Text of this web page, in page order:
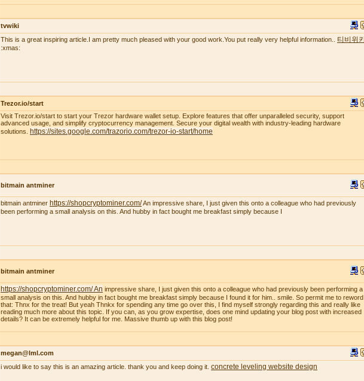
tvwiki
This is a great inspiring article.I am pretty much pleased with your good work.You put really very helpful information.. 티비위키
:xmas:
Trezor.io/start
Visit Trezor.io/start to start your Trezor hardware wallet setup. Explore features that offer unparalleled security, support
advanced usage, and simplify cryptocurrency management. Secure your digital wealth with industry-leading hardware
solutions.
https://sites.google.com/trazorio.com/trezor-io-start/home
bitmain antminer
bitmain antminer https://shopcryptominer.com/An impressive share, I just given this onto a colleague who had previously
been performing a small analysis on this. And hubby in fact bought me breakfast simply because I
bitmain antminer
https://shopcryptominer.com/ An impressive share, I just given this onto a colleague who had previously been performing a
small analysis on this. And hubby in fact bought me breakfast simply because I found it for him.. smile. So permit me to reword
that: Thnx for the treat! But yeah Thnkx for spending any time go over this, I find myself strongly regarding this and really like
reading much more about this topic. If you can, as you grow expertise, does one mind updating your blog post with increased
details? It can be extremely helpful for me. Massive thumb up with this blog post!
megan@lml.com
i would like to say this is an amazing article. thank you and keep doing it. concrete leveling website design